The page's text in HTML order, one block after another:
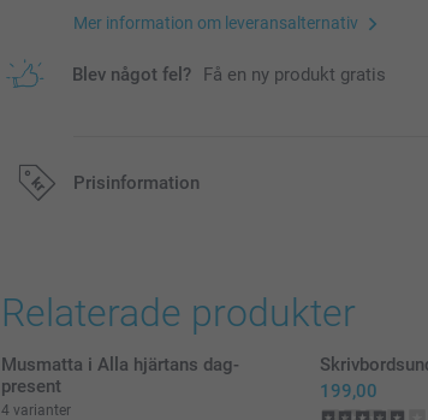
Mer information om leveransalternativ
Blev något fel? Få en ny produkt gratis
Prisinformation
Relaterade produkter
Musmatta i Alla hjärtans dag-
present
4 varianter
199,00